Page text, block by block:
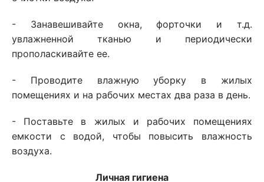
- Занавешивайте окна, форточки и т.д.
увлажненной тканью и периодически
прополаскивайте ее.
- Проводите влажную уборку в жилых
помещениях и на рабочих местах два раза в день.
- Поставьте в жилых и рабочих помещениях
емкости с водой, чтобы повысить влажность
воздуха.
Личная гигиена